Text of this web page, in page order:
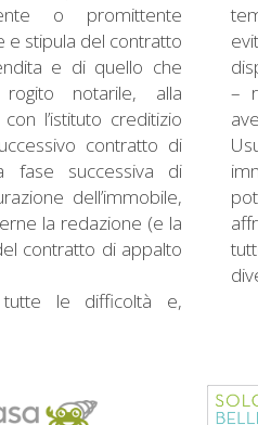
o promittente
e stipula del contratto
e di quello che
notarile, alla
l’istituto creditizio
contratto di
fase successiva di
dell’immobile,
la redazione (e la
contratto di appalto
tutte le difficoltà e,
–